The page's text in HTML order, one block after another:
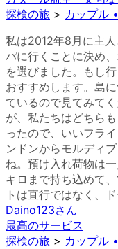
探検の旅 > カップル
私は2012年8月に主
パに行くことに決め
を選びました。もし
おすすめします。島
ているので見てみて
が、私たちはどちら
ったので、いいフラ
ンドンからモルディ
ね。預け入れ荷物は
キロまで持ち込めて
トは直行ではなく、
Daino123さん
最高のサービス
探検の旅 > カップル